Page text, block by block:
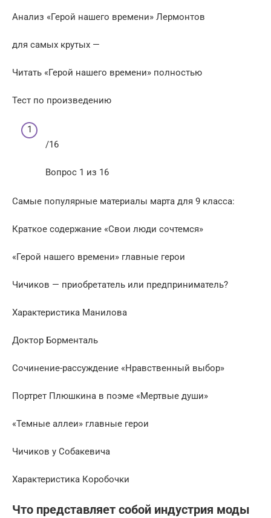
Анализ «Герой нашего времени» Лермонтов
для самых крутых —
Читать «Герой нашего времени» полностью
Тест по произведению
/16
Вопрос 1 из 16
Самые популярные материалы марта для 9 класса:
Краткое содержание «Свои люди сочтемся»
«Герой нашего времени» главные герои
Чичиков — приобретатель или предприниматель?
Характеристика Манилова
Доктор Борменталь
Сочинение-рассуждение «Нравственный выбор»
Портрет Плюшкина в поэме «Мертвые души»
«Темные аллеи» главные герои
Чичиков у Собакевича
Характеристика Коробочки
Что представляет собой индустрия моды